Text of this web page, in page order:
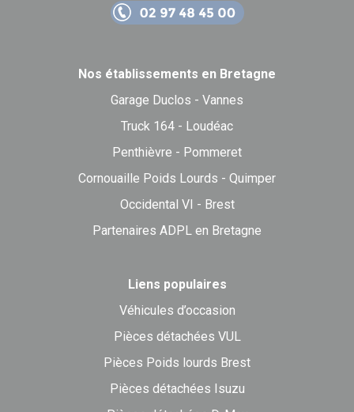
Nos établissements en Bretagne
Garage Duclos - Vannes
Truck 164 - Loudéac
Penthièvre - Pommeret
Cornouaille Poids Lourds - Quimper
Occidental VI - Brest
Partenaires ADPL en Bretagne
Liens populaires
Véhicules d’occasion
Pièces détachées VUL
Pièces Poids lourds Brest
Pièces détachées Isuzu